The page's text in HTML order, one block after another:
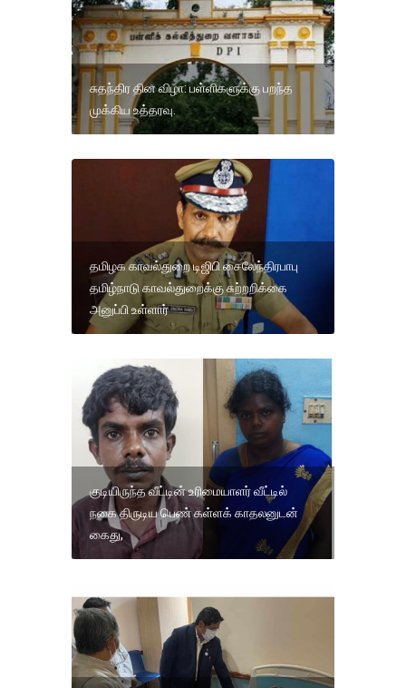
சுதந்திர தின விழா: பள்ளிகளுக்கு பறந்த
முக்கிய உத்தரவு.
தமிழக காவல்துறை டிஜிபி சைலேந்திரபாபு
தமிழ்நாடு காவல்துறைக்கு சுற்றறிக்கை
அனுப்பி உள்ளார்
குடியிருந்த வீட்டின் உரிமையாளர் வீட்டில்
நகை திருடிய பெண் கள்ளக் காதலனுடன்
கைது,